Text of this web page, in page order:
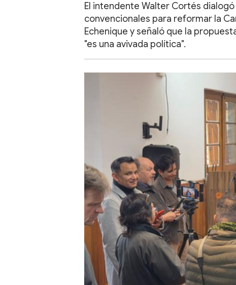
El intendente Walter Cortés
convencionales para reformar la
Echenique y señaló que la
"es una avivada política".